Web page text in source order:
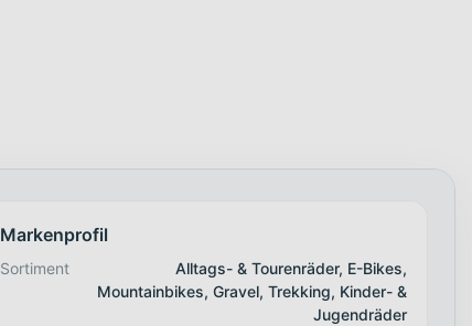
Markenprofil
Sortiment
Alltags- & Tourenräder, E-Bikes,
Mountainbikes, Gravel, Trekking, Kinder- &
Jugendräder